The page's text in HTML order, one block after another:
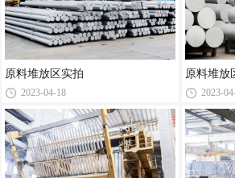
原料堆放区实拍
2023-04-18
原料堆放
2023-